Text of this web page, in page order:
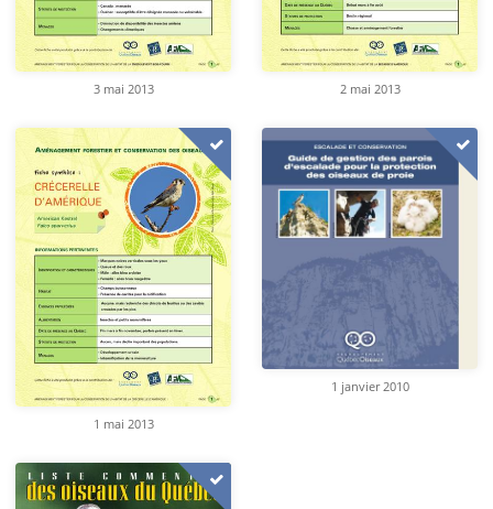
3 mai 2013 2 mai 2013
1 mai 2013
1 janvier 2010